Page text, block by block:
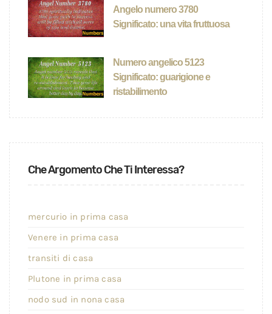
Angelo numero 3780
Significato: una vita fruttuosa
Numero angelico 5123
Significato: guarigione e
ristabilimento
Che Argomento Che Ti Interessa?
mercurio in prima casa
Venere in prima casa
transiti di casa
Plutone in prima casa
nodo sud in nona casa